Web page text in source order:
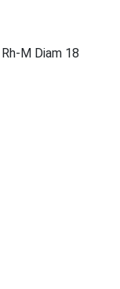
M Diam 18